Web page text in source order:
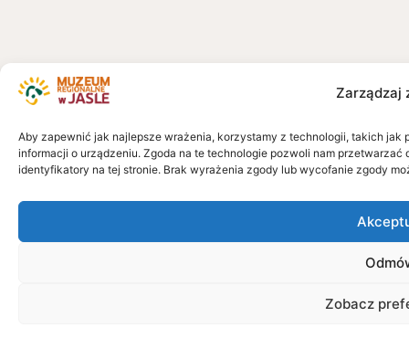
Zarządzaj
Aby zapewnić jak najlepsze wrażenia, korzystamy z technologii, takich
informacji o urządzeniu. Zgoda na te technologie pozwoli nam
identyfikatory na tej stronie. Brak wyrażenia zgody lub wycofanie zgody
Zobacz